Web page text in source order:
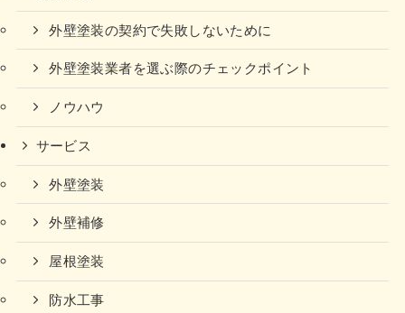
外壁塗装の契約で失敗しないために
外壁塗装業者を選ぶ際のチェックポイント
ノウハウ
サービス
外壁塗装
外壁補修
屋根塗装
防水工事